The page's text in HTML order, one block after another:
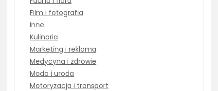
Film i fotografia
Inne
Kulinaria
Marketing i reklama
Medycyna i zdrowie
Moda i uroda
Motoryzacja i transport